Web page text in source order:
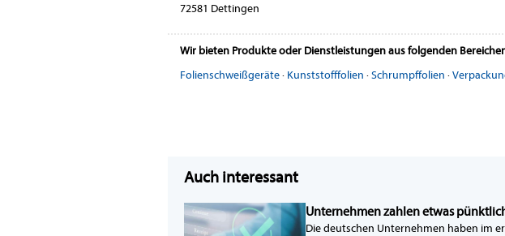
72581 Dettingen
Wir bieten Produkte oder Dienstleistungen aus folgenden
Folienschweißgeräte· Kunststofffolien ·Schrumpffolien ·
Auch interessant
Unternehmen zahlen etwas
Die deutschen Unternehmen haben im